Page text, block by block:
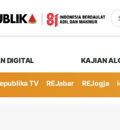
DIGITAL KAJIAN
TV REJabar REJogja